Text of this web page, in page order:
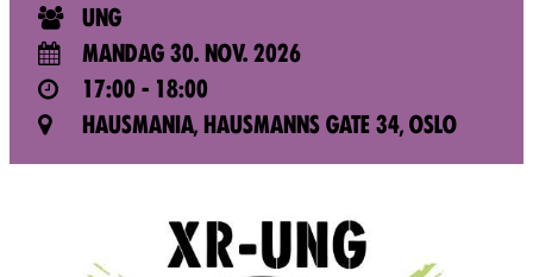
VERDIER OG PRINSIPPER
BLI MED
NYHETER
UNG
MANDAG 30. NOV. 2026
17:00 - 18:00
HAUSMANIA, HAUSMANNS GATE 34, OSLO